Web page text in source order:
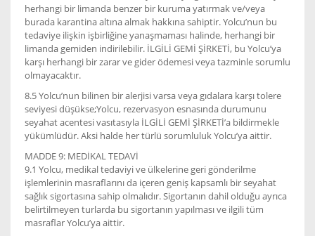
herhangi bir limanda benzer bir kuruma yatırmak ve/veya
burada karantina altına almak hakkına sahiptir. Yolcu’nun bu
tedaviye ilişkin işbirliğine yanaşmaması halinde, herhangi bir
limanda gemiden indirilebilir. İLGİLİ GEMİ ŞİRKETİ, bu Yolcu’ya
karşı herhangi bir zarar ve gider ödemesi veya tazminle sorumlu
olmayacaktır.
8.5 Yolcu’nun bilinen bir alerjisi varsa veya gıdalara karşı tolere
seviyesi düşükse;Yolcu, rezervasyon esnasında durumunu
seyahat acentesi vasıtasıyla İLGİLİ GEMİ ŞİRKETİ’a bildirmekle
yükümlüdür. Aksi halde her türlü sorumluluk Yolcu’ya aittir.
MADDE 9: MEDİKAL TEDAVİ
9.1 Yolcu, medikal tedaviyi ve ülkelerine geri gönderilme
işlemlerinin masraflarını da içeren geniş kapsamlı bir seyahat
sağlık sigortasına sahip olmalıdır. Sigortanın dahil olduğu ayrıca
belirtilmeyen turlarda bu sigortanın yapılması ve ilgili tüm
masraflar Yolcu’ya aittir.